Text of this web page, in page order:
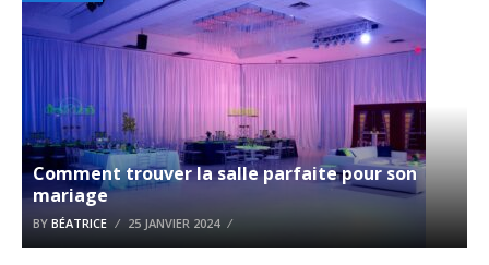
Comment trouver la salle parfaite pour son
mariage
BY BÉATRICE 25 JANVIER 2024